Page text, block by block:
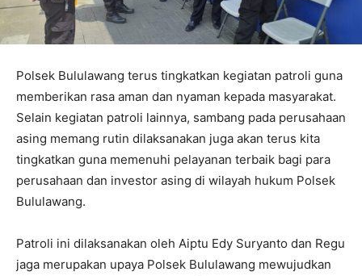
Polsek Bululawang terus tingkatkan kegiatan patroli guna
memberikan rasa aman dan nyaman kepada masyarakat.
Selain kegiatan patroli lainnya, sambang pada perusahaan
asing memang rutin dilaksanakan juga akan terus kita
tingkatkan guna memenuhi pelayanan terbaik bagi para
perusahaan dan investor asing di wilayah hukum Polsek
Bululawang.
Patroli ini dilaksanakan oleh Aiptu Edy Suryanto dan Regu
jaga merupakan upaya Polsek Bululawang mewujudkan